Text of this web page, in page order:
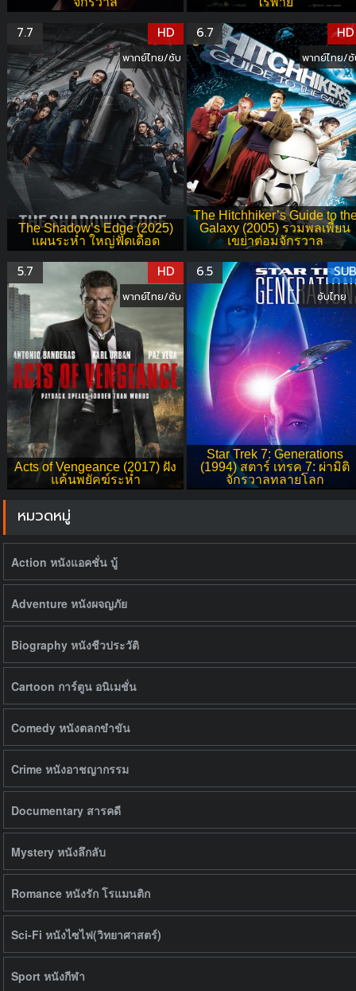
The Shadow’s Edge (2025)
แผนระห่ำ ใหญ่ฟัดเดือด
7.7 HD
พากย์ไทย/ซับ
The Hitchhiker’s Guide to
Galaxy (2005) รวมพลเพี้ยน
เขย่าต่อมจักรวาล
6.7 HD
พากย์ไทย/
Acts of Vengeance (2017) ฝัง
แค้นพยัคฆ์ระห่ำ
5.7 HD
พากย์ไทย/ซับ
Star Trek 7: Generations
(1994) สตาร์ เทรค 7: ผ่ามิติ
จักรวาลทลายโลก
6.5 SUB
ซับไทย
หมวดหมู่
Action หนังแอคชั่น บู้
Adventure หนังผจญภัย
Biography หนังชีวประวัติ
Cartoon การ์ตูน อนิเมชั่น
Comedy หนังตลกขำขัน
Crime หนังอาชญากรรม
Documentary สารคดี
Mystery หนังลึกลับ
Romance หนังรัก โรแมนติก
Sci-Fi หนังไซไฟ(วิทยาศาสตร์)
Sport หนังกีฬา